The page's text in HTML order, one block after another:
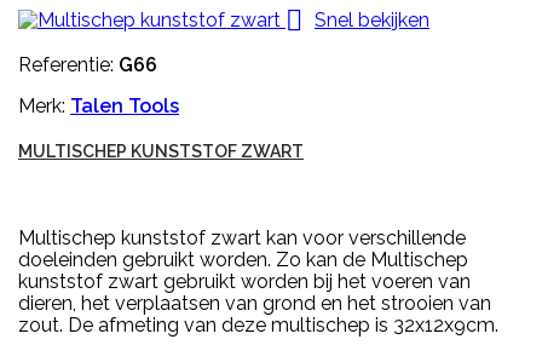

Snel bekijken
Referentie: G66
Merk: Talen Tools
MULTISCHEP KUNSTSTOF ZWART
Multischep kunststof zwart kan voor verschillende
doeleinden gebruikt worden. Zo kan de Multischep
kunststof zwart gebruikt worden bij het voeren van
dieren, het verplaatsen van grond en het strooien van
zout. De afmeting van deze multischep is 32x12x9cm.